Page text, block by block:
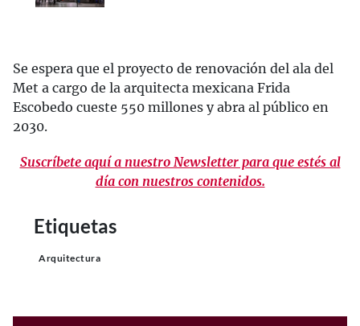
Se espera que el proyecto de renovación del ala del
Met a cargo de la arquitecta mexicana Frida
Escobedo cueste 550 millones y abra al público en
2030.
Suscríbete aquí a nuestro Newsletter para que estés al
día con nuestros contenidos.
Etiquetas
Arquitectura